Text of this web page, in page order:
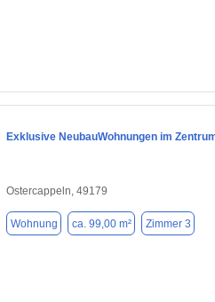
Exklusive NeubauWohnungen im
Ostercappeln, 49179
Wohnung ca. 99,00 m² Zimmer 3